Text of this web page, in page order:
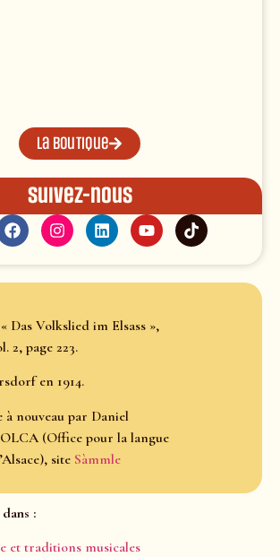
La boutique
Suivez-nous
Das Volkslied im Elsass »,
2, page 223.
en 1914.
à nouveau par Daniel
(Office pour la langue
site Sàmmle
:
et traditions musicales